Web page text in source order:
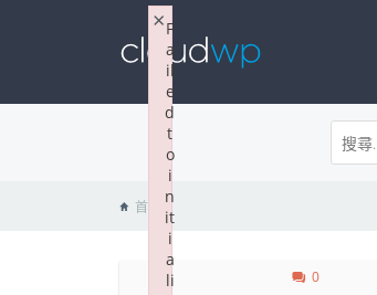
首頁
0
F
a
il
e
d
t
o
i
n
it
i
a
li
×